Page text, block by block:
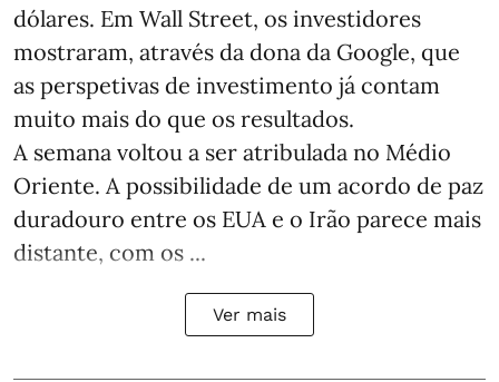
dólares. Em Wall Street, os investidores
mostraram, através da dona da Google, que
as perspetivas de investimento já contam
muito mais do que os resultados.
A semana voltou a ser atribulada no Médio
Oriente. A possibilidade de um acordo de paz
duradouro entre os EUA e o Irão parece mais
distante, com os ...
Ver mais